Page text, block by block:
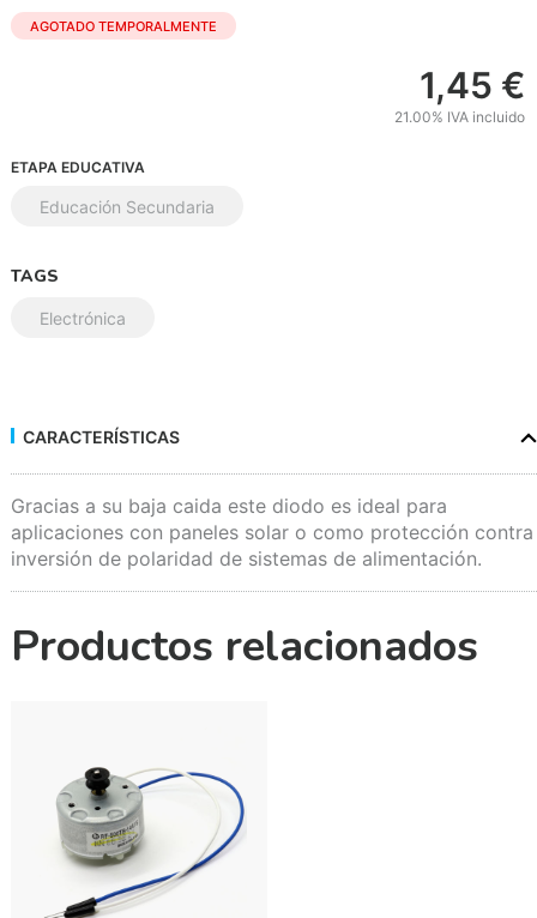
AGOTADO TEMPORALMENTE
1,45 €
21.00% IVA incluido
ETAPA EDUCATIVA
Educación Secundaria
TAGS
Electrónica
CARACTERÍSTICAS
Gracias a su baja caida este diodo es ideal para
aplicaciones con paneles solar o como protección contra
inversión de polaridad de sistemas de alimentación.
Productos relacionados